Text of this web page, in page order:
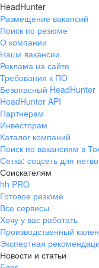
Екатеринбург
ул. Боевых Дружин,
+7 343 226-79-99
pr@ural.hh.ru
ул. Янковского, д. 169,
706 каб.
+7 861 205-55-57
pr@krd.hh.ru
Владивосток
пер. Ланинский д. 4,
+7 423 202-33-28
pr@dv.hh.ru
HeadHunter
Размещение вакансий
Поиск по резюме
О компании
Наши вакансии
Реклама на сайте
Требования к ПО
Безопасный HeadHunter
HeadHunter API
Партнерам
Инвесторам
Каталог компаний
Поиск по вакансиям в
Сетка: соцсеть для
Соискателям
hh PRO
Готовое резюме
Все сервисы
Хочу у вас работать
Производственный
Экспертная
Новости и статьи